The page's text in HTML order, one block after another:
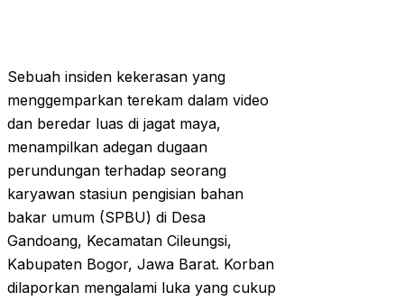
Sebuah insiden kekerasan yang
menggemparkan terekam dalam video
dan beredar luas di jagat maya,
menampilkan adegan dugaan
perundungan terhadap seorang
karyawan stasiun pengisian bahan
bakar umum (SPBU) di Desa
Gandoang, Kecamatan Cileungsi,
Kabupaten Bogor, Jawa Barat. Korban
dilaporkan mengalami luka yang cukup